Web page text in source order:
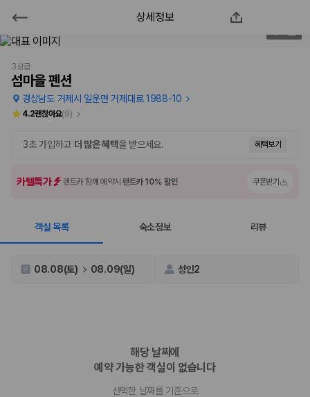
섬마을 펜션
2000만 이용고객이 선택한 제주 렌트카 가격비교 플랫폼
제주렌트카 가격비교는 카모아에서 한 번에
제주도 렌트카는 업체마다 차량 가격, 보험 조건, 면책금, 보상 한도, 인수
장소, 취소 규정이 다릅니다. 카모아는 여러 제주 렌트카 업체의 조건을 한
경차, 소형, 준중형, 중형, SUV, 승합차 등 여행
인원에 맞는 차종별 가격을 비교합니다.
상세정보
3성급
섬마을 펜션
경상남도 거제시 일운면 거제대로 1988-10
4.2괜찮아요(9)
3초 가입하고 더 많은 혜택을 받으세요. 혜택보기
카텔특가 렌트카 함께 예약시렌트카 10% 할인 쿠폰받기
객실 목록 숙소정보 리뷰
08.08(토) 08.09(일) 성인2
해당 날짜에
예약 가능한 객실이 없습니다
선택한 날짜를 기준으로